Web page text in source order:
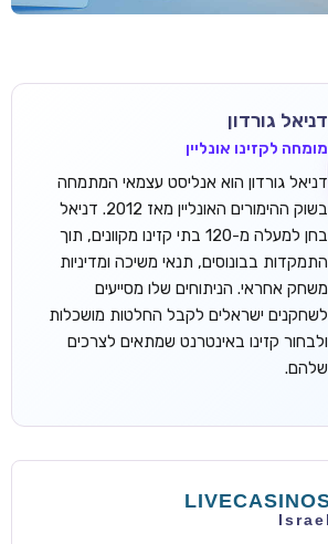
דניאל גורדון
מומחה לקזינו אונליין
דניאל גורדון הוא אנליסט עצמאי המתמחה
בשוק ההימורים האונליין מאז 2012. דניאל
בחן למעלה מ-120 בתי קזינו מקוונים, תוך
התמקדות בבונוסים, תנאי משיכה ומדיניות
משחק אחראי. הניתוחים שלו מסייעים
לשחקנים ישראלים לקבל החלטות מושכלות
ולבחור קזינו באינטרנט שמתאים לצרכים
שלהם.